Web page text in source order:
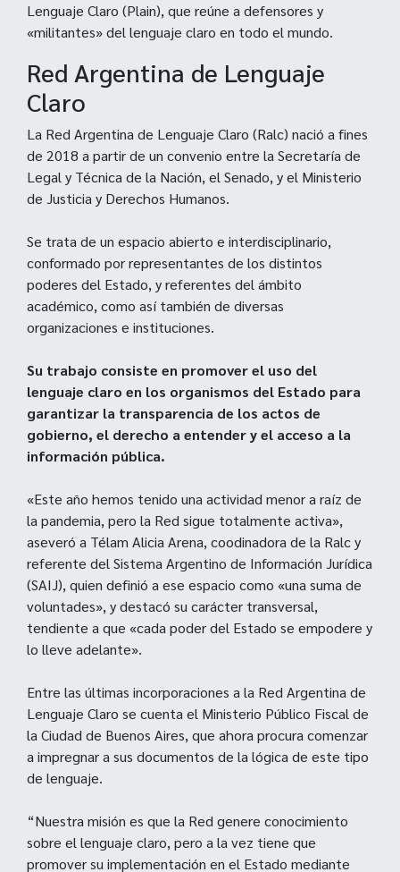
Lenguaje Claro (Plain), que reúne a defensores y
«militantes» del lenguaje claro en todo el mundo.
Red Argentina de Lenguaje
Claro
La Red Argentina de Lenguaje Claro (Ralc) nació a fines
de 2018 a partir de un convenio entre la Secretaría de
Legal y Técnica de la Nación, el Senado, y el Ministerio
de Justicia y Derechos Humanos.
Se trata de un espacio abierto e interdisciplinario,
conformado por representantes de los distintos
poderes del Estado, y referentes del ámbito
académico, como así también de diversas
organizaciones e instituciones.
Su trabajo consiste en promover el uso del
lenguaje claro en los organismos del Estado para
garantizar la transparencia de los actos de
gobierno, el derecho a entender y el acceso a la
información pública.
«Este año hemos tenido una actividad menor a raíz de
la pandemia, pero la Red sigue totalmente activa»,
aseveró a Télam Alicia Arena, coodinadora de la Ralc y
referente del Sistema Argentino de Información Jurídica
(SAIJ), quien definió a ese espacio como «una suma de
voluntades», y destacó su carácter transversal,
tendiente a que «cada poder del Estado se empodere y
lo lleve adelante».
Entre las últimas incorporaciones a la Red Argentina de
Lenguaje Claro se cuenta el Ministerio Público Fiscal de
la Ciudad de Buenos Aires, que ahora procura comenzar
a impregnar a sus documentos de la lógica de este tipo
de lenguaje.
“Nuestra misión es que la Red genere conocimiento
sobre el lenguaje claro, pero a la vez tiene que
promover su implementación en el Estado mediante